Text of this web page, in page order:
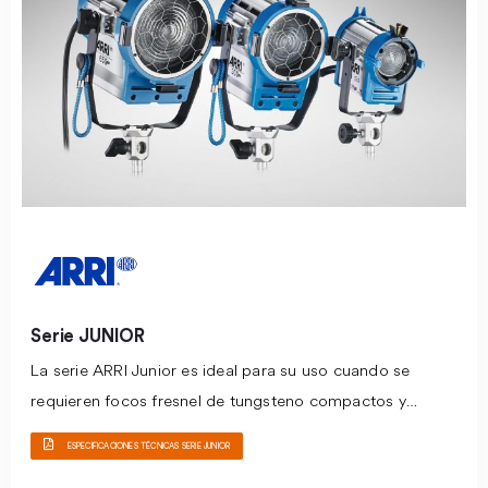
Series representan un conjunto de herramientas de luz
natural de la más alta calidad.
Serie JUNIOR
La serie ARRI Junior es ideal para su uso cuando se
requieren focos fresnel de tungsteno compactos y
ligeros, especialmente en estudios pequeños donde la
altura es un problema. La construcción clásica de ARRI,
ESPECIFICACIONES TÉCNICAS SERIE JUNIOR